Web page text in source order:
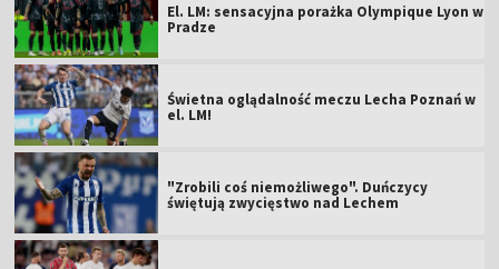
El. LM: sensacyjna porażka Olympique Lyon w
Pradze
Świetna oglądalność meczu Lecha Poznań w
el. LM!
"Zrobili coś niemożliwego". Duńczycy
świętują zwycięstwo nad Lechem